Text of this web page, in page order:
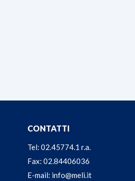
CONTATTI
Tel: 02.45774.1 r.a.
Fax: 02.84406036
E-mail: info@meli.it